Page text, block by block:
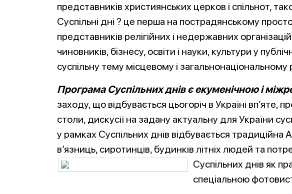
представників християнських церков і спільнот,
Суспільні дні ? це перша на пострадянському
представників релігійних і недержавних
чиновників, бізнесу, освіти і науки, культури у
суспільну тему місцевому і загальнонаціональному
Програма Суспільних днів є екуменічною і
заходу, що відбувається цьогоріч в Україні вп’яте,
столи, дискусії на задану актуальну для України
у рамках Суспільних днів відбувається традиційна
в’язниць, сиротинців, будинків літніх людей та
Суспільних днів як
спеціальною